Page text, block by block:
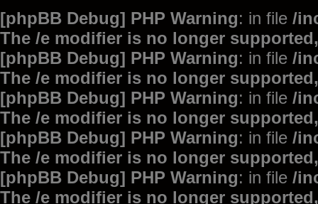
[phpBB Debug] PHP Warning: in file /
The /e modifier is no longer
[phpBB Debug] PHP Warning: in file /
The /e modifier is no longer
[phpBB Debug] PHP Warning: in file /
The /e modifier is no longer
[phpBB Debug] PHP Warning: in file /
The /e modifier is no longer
[phpBB Debug] PHP Warning: in file /
The /e modifier is no longer